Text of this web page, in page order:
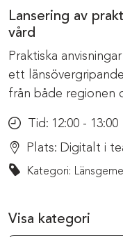
Lansering av
vård
Praktiska
ett
från både regionen
Tid: 12:00 - 13:00
Plats: Digitalt i
Kategori:
Visa kategori